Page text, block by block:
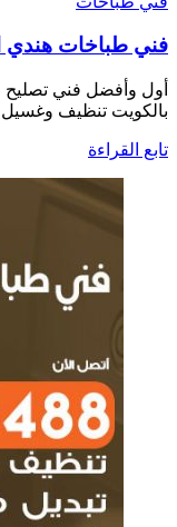
فني طباخات هندي الصباحية /67616123 / تصليح
أول وأفضل فني
بالكويت تنظيف
تابع القراءة